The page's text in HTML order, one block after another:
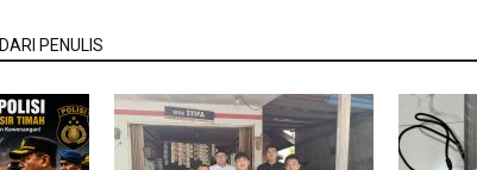
DARI PENULIS